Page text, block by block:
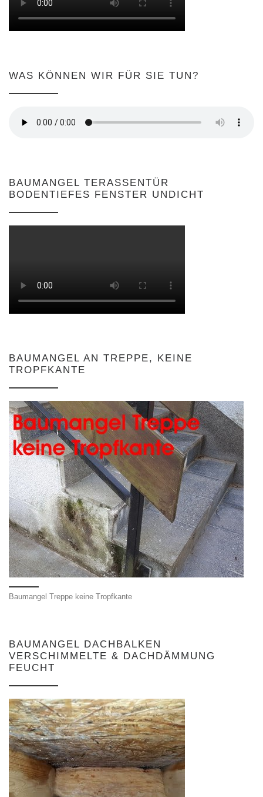
WAS KÖNNEN WIR FÜR SIE TUN?
BAUMANGEL TERASSENTÜR
BODENTIEFES FENSTER UNDICHT
BAUMANGEL AN TREPPE, KEINE
TROPFKANTE
Baumangel Treppe keine Tropfkante
BAUMANGEL DACHBALKEN
VERSCHIMMELTE & DACHDÄMMUNG
FEUCHT